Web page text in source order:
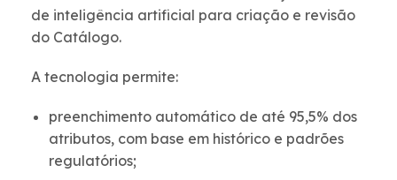
de inteligência artificial para criação e revisão
do Catálogo.
A tecnologia permite:
preenchimento automático de até 95,5% dos
atributos, com base em histórico e padrões
regulatórios;